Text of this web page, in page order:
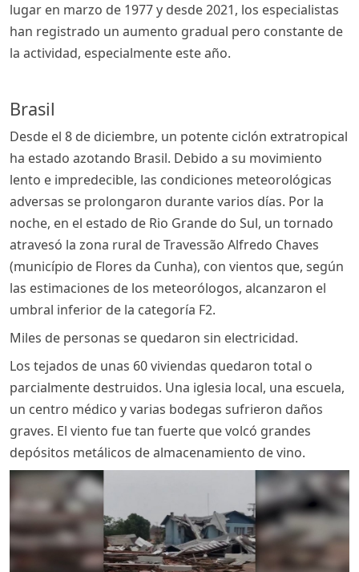
lugar en marzo de 1977 y desde 2021, los especialistas
han registrado un aumento gradual pero constante de
la actividad, especialmente este año.
Brasil
Desde el 8 de diciembre, un potente ciclón extratropical
ha estado azotando Brasil. Debido a su movimiento
lento e impredecible, las condiciones meteorológicas
adversas se prolongaron durante varios días. Por la
noche, en el estado de Rio Grande do Sul, un tornado
atravesó la zona rural de Travessão Alfredo Chaves
(município de Flores da Cunha), con vientos que, según
las estimaciones de los meteorólogos, alcanzaron el
umbral inferior de la categoría F2.
Miles de personas se quedaron sin electricidad.
Los tejados de unas 60 viviendas quedaron total o
parcialmente destruidos. Una iglesia local, una escuela,
un centro médico y varias bodegas sufrieron daños
graves. El viento fue tan fuerte que volcó grandes
depósitos metálicos de almacenamiento de vino.